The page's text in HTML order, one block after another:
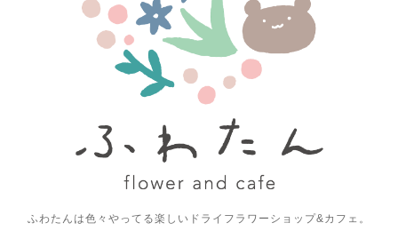
ふわたんは色々やってる楽しいドライフラワーショップ&カフェ。